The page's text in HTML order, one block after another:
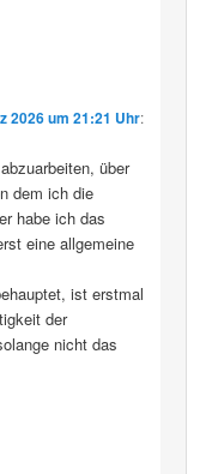
2026 um 21:21 Uhr:
über
dem ich die
habe ich das
eine allgemeine
ist erstmal
der
nicht das